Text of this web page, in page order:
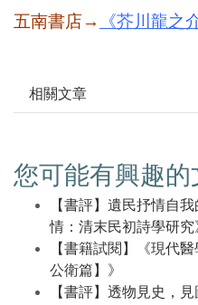
五南書店→ 《芥川龍之
相關文章
您可能有興趣的
【書評】遺民抒情自
情：清末民初詩學研究
【書籍試閱】《現代
公衛篇】》
【書評】透物見史，